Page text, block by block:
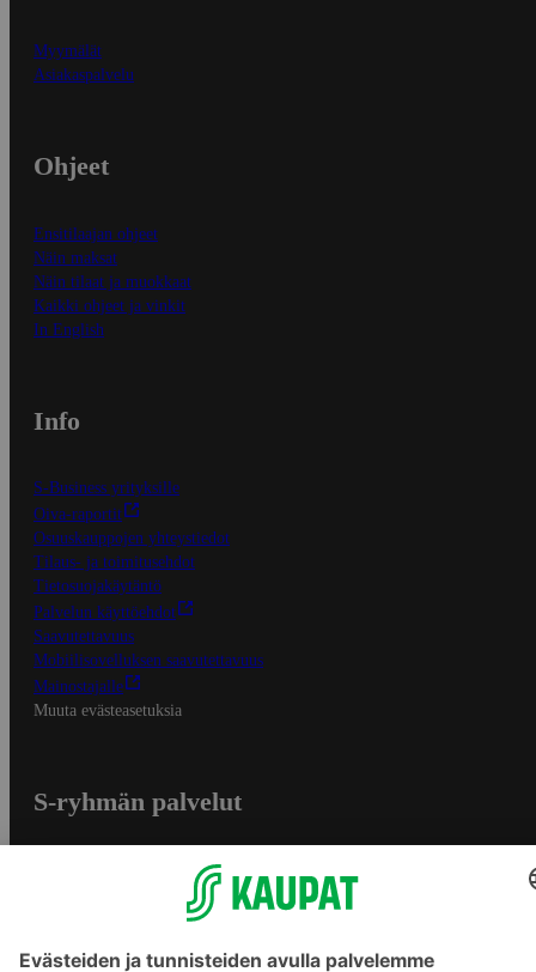
Myymälät
Asiakaspalvelu
Ohjeet
Ensitilaajan ohjeet
Näin maksat
Näin tilaat ja muokkaat
Kaikki ohjeet ja vinkit
In English
Info
S-Business yrityksille
Oiva-raportit
Osuuskauppojen yhteystiedot
Tilaus- ja toimitusehdot
Tietosuojakäytäntö
Palvelun käyttöehdot
Saavutettavuus
Mobiilisovelluksen saavutettavuus
Mainostajalle
Muuta evästeasetuksia
S-ryhmän palvelut
Yhteishyvä Ruoka -sovellus
S-ostoslista -sovellus